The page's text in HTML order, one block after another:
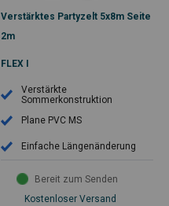
Verstärktes Partyzelt 5x8m Seite
2m
FLEX I
Verstärkte
Sommerkonstruktion
Plane PVC MS
Einfache Längenänderung
Bereit zum Senden
Kostenloser Versand